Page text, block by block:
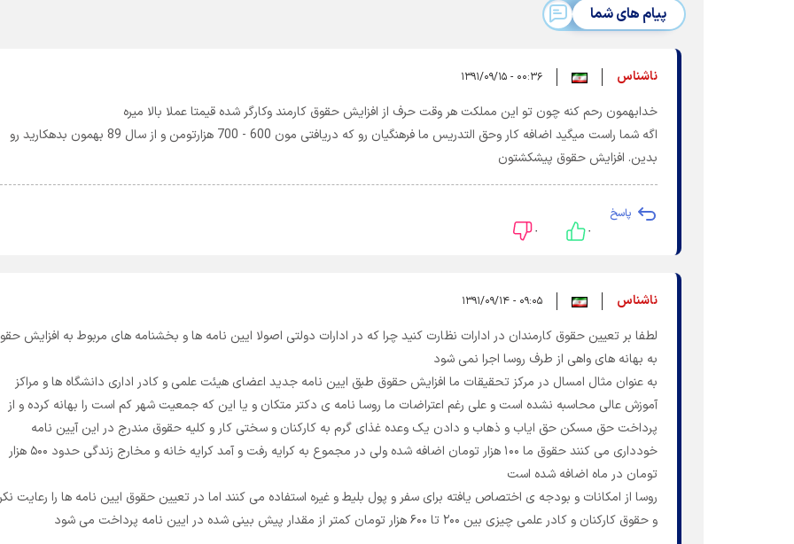
پیام های شما
ناشناس ۰۰:۳۶ - ۱۳۹۱/۰۹/۱۵
خدابهمون رحم کنه چون تو این مملکت هر وقت حرف از افزایش حقوق کارمند وکارگر شده قیمتا عملا بالا میره
اگه شما راست میگید اضافه کار وحق التدریس ما فرهنگیان رو که دریافتی مون 600 - 700 هزارتومن و از سال 89 بهمون بدهکارید رو
بدین. افزایش حقوق پیشکشتون
پاسخ
۰ ۰
ناشناس ۰۹:۰۵ - ۱۳۹۱/۰۹/۱۴
لطفا بر تعیین حقوق کارمندان در ادارات نظارت کنید چرا که در ادارات دولتی اصولا ایین نامه ها و بخشنامه های مربوط به افزایش
به بهانه های واهی از طرف روسا اجرا نمی شود
به عنوان مثال امسال در مرکز تحقیقات ما افزایش حقوق طبق ایین نامه جدید اعضای هیئت علمی و کادر اداری دانشگاه ها و مراکز
آموزش عالی محاسبه نشده است و علی رغم اعتراضات ما روسا نامه ی دکتر متکان و یا این که جمعیت شهر کم است را بهانه کرده و از
پرداخت حق مسکن حق ایاب و ذهاب و دادن یک وعده غذای گرم به کارکنان و سختی کار و کلیه حقوق مندرج در این آیین نامه
خودداری می کنند حقوق ما ۱۰۰ هزار تومان اضافه شده ولی در مجموع به کرایه رفت و آمد کرایه خانه و مخارج زندگی حدود ۵۰۰ هزار
تومان در ماه اضافه شده است
روسا از امکانات و بودجه ی اختصاص یافته برای سفر و پول بلیط و غیره استفاده می کنند اما در تعیین حقوق ایین نامه ها را رعایت
و حقوق کارکنان و کادر علمی چیزی بین ۲۰۰ تا ۶۰۰ هزار تومان کمتر از مقدار پیش بینی شده در ایین نامه پرداخت می شود